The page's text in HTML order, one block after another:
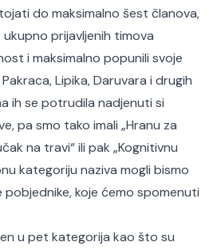
do maksimalno šest članova,
prijavljenih timova
i maksimalno popunili svoje
Lipika, Daruvara i drugih
ih se potrudila nadjenuti si
pa smo tako imali „Hranu za
na travi“ ili pak „Kognitivnu
kategoriju naziva mogli bismo
koje ćemo spomenuti
u pet kategorija kao što su